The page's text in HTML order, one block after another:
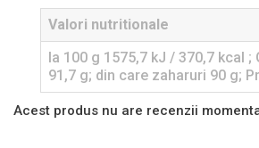
Valori nutritionale
la 100 g 1575,7 kJ / 370,7 kcal
91,7 g; din care zaharuri 90 g;
Acest produs nu are recenzii